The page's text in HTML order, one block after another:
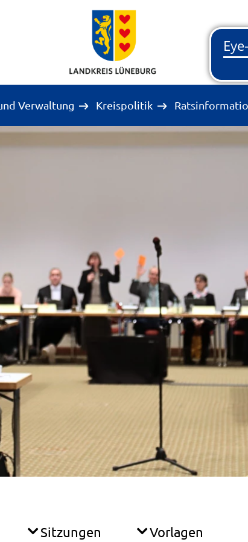
Verwaltung Kreispolitik
Sitzungen Vorlagen